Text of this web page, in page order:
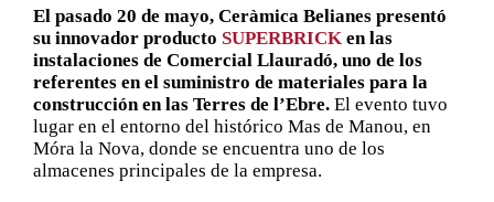
El pasado 20 de mayo, Ceràmica Belianes presentó
su innovador producto SUPERBRICK en las
instalaciones de Comercial Llauradó, uno de los
referentes en el suministro de materiales para la
construcción en las Terres de l’Ebre.El evento tuvo
lugar en el entorno del histórico Mas de Manou, en
Móra la Nova, donde se encuentra uno de los
almacenes principales de la empresa.